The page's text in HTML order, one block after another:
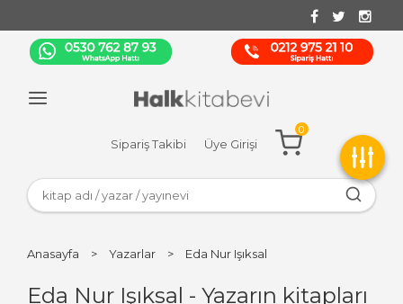
Sipariş Takibi Üye Girişi
0
Anasayfa > Yazarlar > Eda Nur Işıksal
Eda Nur Işıksal - Yazarın kitapları